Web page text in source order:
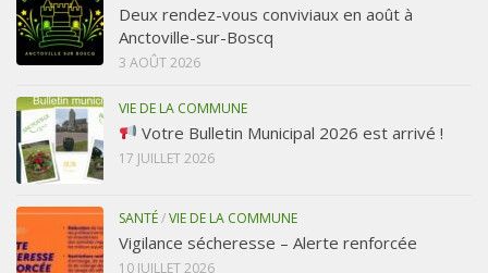
Deux rendez-vous conviviaux en août à
Anctoville-sur-Boscq
3 AOÛT 2026
VIE DE LA COMMUNE
Votre Bulletin Municipal 2026 est arrivé !
17 JUILLET 2026
SANTÉ/VIE DE LA COMMUNE
Vigilance sécheresse – Alerte renforcée
10 JUILLET 2026